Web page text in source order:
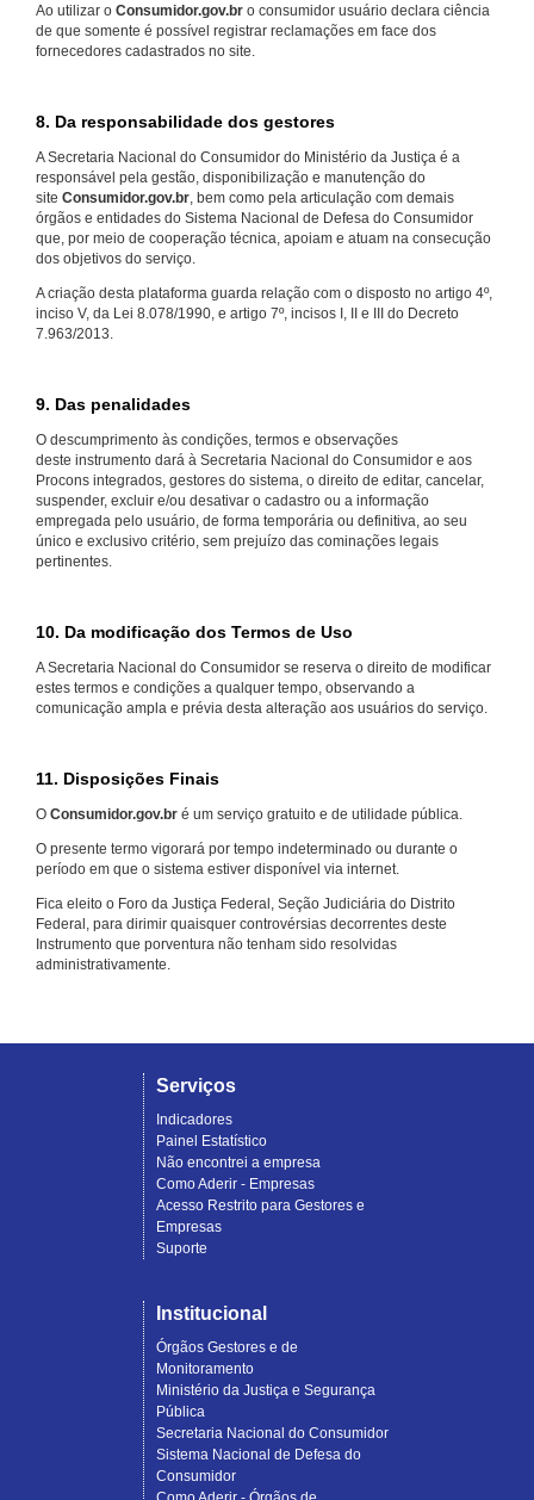
Ao utilizar o Consumidor.gov.br o consumidor usuário declara ciência
de que somente é possível registrar reclamações em face dos
fornecedores cadastrados no site.
8. Da responsabilidade dos gestores
A Secretaria Nacional do Consumidor do Ministério da Justiça é a
responsável pela gestão, disponibilização e manutenção do
site Consumidor.gov.br, bem como pela articulação com demais
órgãos e entidades do Sistema Nacional de Defesa do Consumidor
que, por meio de cooperação técnica, apoiam e atuam na consecução
dos objetivos do serviço.
A criação desta plataforma guarda relação com o disposto no artigo 4º,
inciso V, da Lei 8.078/1990, e artigo 7º, incisos I, II e III do Decreto
7.963/2013.
9. Das penalidades
O descumprimento às condições, termos e observações
deste instrumento dará à Secretaria Nacional do Consumidor e aos
Procons integrados, gestores do sistema, o direito de editar, cancelar,
suspender, excluir e/ou desativar o cadastro ou a informação
empregada pelo usuário, de forma temporária ou definitiva, ao seu
único e exclusivo critério, sem prejuízo das cominações legais
pertinentes.
10. Da modificação dos Termos de Uso
A Secretaria Nacional do Consumidor se reserva o direito de modificar
estes termos e condições a qualquer tempo, observando a
comunicação ampla e prévia desta alteração aos usuários do serviço.
11. Disposições Finais
O Consumidor.gov.br é um serviço gratuito e de utilidade pública.
O presente termo vigorará por tempo indeterminado ou durante o
período em que o sistema estiver disponível via internet.
Fica eleito o Foro da Justiça Federal, Seção Judiciária do Distrito
Federal, para dirimir quaisquer controvérsias decorrentes deste
Instrumento que porventura não tenham sido resolvidas
administrativamente.
Serviços
Indicadores
Painel Estatístico
Não encontrei a empresa
Como Aderir - Empresas
Acesso Restrito para Gestores e
Empresas
Suporte
Institucional
Órgãos Gestores e de
Monitoramento
Ministério da Justiça e Segurança
Pública
Secretaria Nacional do Consumidor
Sistema Nacional de Defesa do
Consumidor